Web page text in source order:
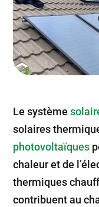
Le système
solaires
photovoltaïques
chaleur et de
thermiques
contribuent au